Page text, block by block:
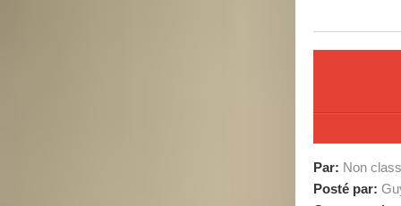
Par: Non
Posté par: